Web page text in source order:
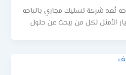
تُعد شركة تسليك مجاري بالباحه
الأمثل لكل من يبحث عن حلول
شركات تسليك المجاري